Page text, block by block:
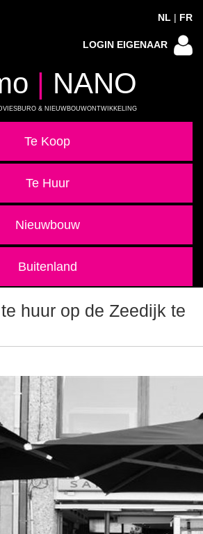
NL | FR
LOGIN EIGENAAR
| NANO
& NIEUWBOUWONTWIKKELING
Te Koop
Te Huur
Nieuwbouw
Buitenland
huur op de Zeedijk te